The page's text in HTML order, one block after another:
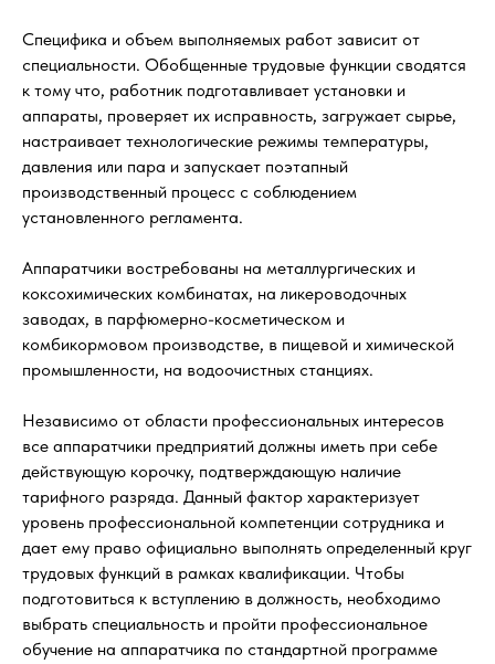
Специфика и объем выполняемых работ зависит от
специальности. Обобщенные трудовые функции сводятся
к тому что, работник подготавливает установки и
аппараты, проверяет их исправность, загружает сырье,
настраивает технологические режимы температуры,
давления или пара и запускает поэтапный
производственный процесс с соблюдением
установленного регламента.
Аппаратчики востребованы на металлургических и
коксохимических комбинатах, на ликероводочных
заводах, в парфюмерно-косметическом и
комбикормовом производстве, в пищевой и химической
промышленности, на водоочистных станциях.
Независимо от области профессиональных интересов
все аппаратчики предприятий должны иметь при себе
действующую корочку, подтверждающую наличие
тарифного разряда. Данный фактор характеризует
уровень профессиональной компетенции сотрудника и
дает ему право официально выполнять определенный круг
трудовых функций в рамках квалификации. Чтобы
подготовиться к вступлению в должность, необходимо
выбрать специальность и пройти профессиональное
обучение на аппаратчика по стандартной программе